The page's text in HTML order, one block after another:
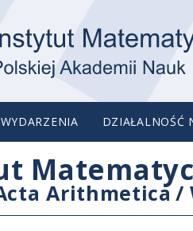
WYDARZENIA DZIAŁALNOŚĆ
Arithmetica/